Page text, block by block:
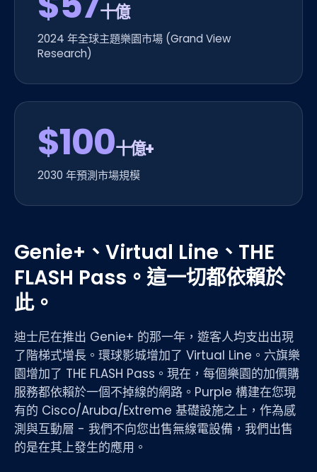
十億
2024 年全球主題樂園市場 (Grand View
Research)
$100十億+
2030 年預測市場規模
Genie+、Virtual Line、THE
FLASH Pass。這一切都依賴於
此。
迪士尼在推出 Genie+ 的那一年，遊客人均支出出現
了階梯式增長。環球影城增加了 Virtual Line。六旗樂
園增加了 THE FLASH Pass。現在，每個樂園的加價購
服務都依賴於一個不掉線的網路。Purple 構建在您現
有的 Cisco/Aruba/Extreme 基礎設施之上，作為感
測與互動層 - 我們不向您出售無線電設備，我們出售
的是在其上發生的應用。